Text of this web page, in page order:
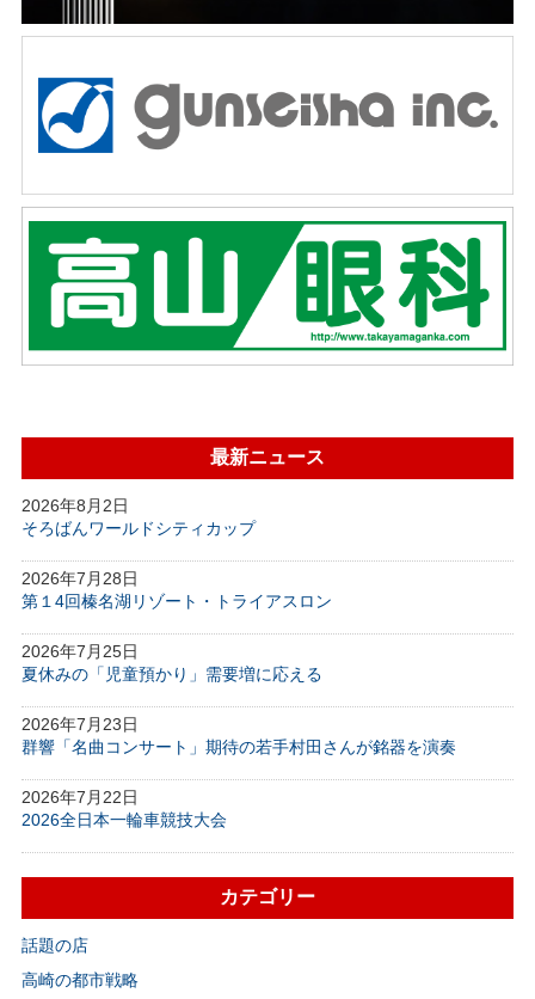
最新ニュース
2026年8月2日
そろばんワールドシティカップ
2026年7月28日
第１4回榛名湖リゾート・トライアスロン
2026年7月25日
夏休みの「児童預かり」需要増に応える
2026年7月23日
群響「名曲コンサート」期待の若手村田さんが銘器を演奏
2026年7月22日
2026全日本一輪車競技大会
カテゴリー
話題の店
高崎の都市戦略